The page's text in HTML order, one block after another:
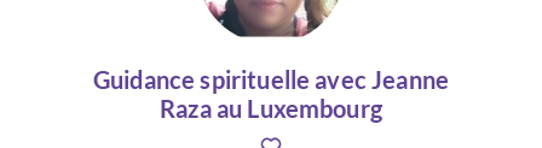
Guidance spirituelle avec Jeanne
Raza au Luxembourg